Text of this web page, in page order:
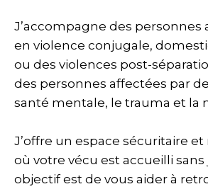
J’accompagne des personnes
en violence conjugale,
ou des violences post-
des personnes affectées par
santé mentale, le trauma et la
J’offre un espace sécuritaire
où votre vécu est accueilli
objectif est de vous aider à